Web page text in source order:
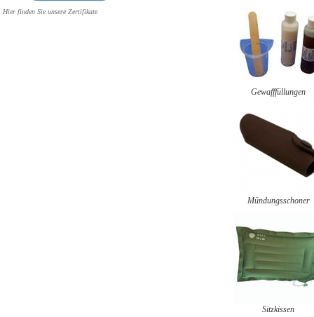
Hier finden Sie unsere Zertifikate
Gewafffüllungen
Mündungsschoner
Sitzkissen